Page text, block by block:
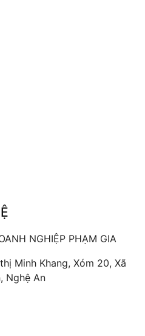
NGHIỆP PHẠM GIA
Minh Khang, Xóm 20, Xã
Nghệ An